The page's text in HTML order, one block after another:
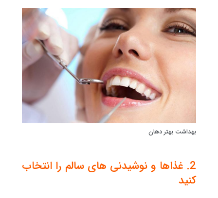
بهداشت بهتر دهان
2. غذاها و نوشیدنی های سالم را انتخاب
کنید